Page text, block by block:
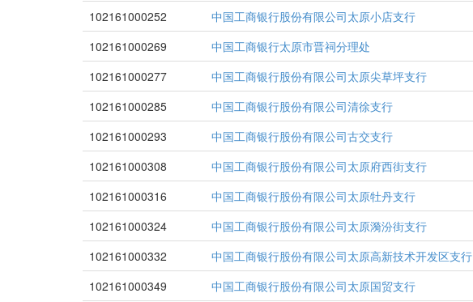
102161000252
中国工商银行股份有限公司太原小店支行
102161000269
中国工商银行太原市晋祠分理处
102161000277
中国工商银行股份有限公司太原尖草坪支行
102161000285
中国工商银行股份有限公司清徐支行
102161000293
中国工商银行股份有限公司古交支行
102161000308
中国工商银行股份有限公司太原府西街支行
102161000316
中国工商银行股份有限公司太原牡丹支行
102161000324
中国工商银行股份有限公司太原漪汾街支行
102161000332
中国工商银行股份有限公司太原高新技术开发区支行
102161000349
中国工商银行股份有限公司太原国贸支行